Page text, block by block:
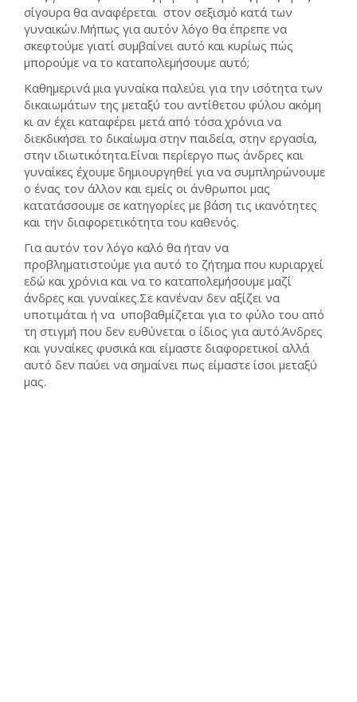
σίγουρα θα αναφέρεται στον σεξισμό κατά των
γυναικών.Μήπως για αυτόν λόγο θα έπρεπε να
σκεφτούμε γιατί συμβαίνει αυτό και κυρίως πώς
μπορούμε να το καταπολεμήσουμε αυτό;
Καθημερινά μια γυναίκα παλεύει για την ισότητα των
δικαιωμάτων της μεταξύ του αντίθετου φύλου ακόμη
κι αν έχει καταφέρει μετά από τόσα χρόνια να
διεκδικήσει το δικαίωμα στην παιδεία, στην εργασία,
στην ιδιωτικότητα.Είναι περίεργο πως άνδρες και
γυναίκες έχουμε δημιουργηθεί για να συμπληρώνουμε
ο ένας τον άλλον και εμείς οι άνθρωποι μας
κατατάσσουμε σε κατηγορίες με βάση τις ικανότητες
και την διαφορετικότητα του καθενός.
Για αυτόν τον λόγο καλό θα ήταν να
προβληματιστούμε για αυτό το ζήτημα που κυριαρχεί
εδώ και χρόνια και να το καταπολεμήσουμε μαζί
άνδρες και γυναίκες.Σε κανέναν δεν αξίζει να
υποτιμάται ή να υποβαθμίζεται για το φύλο του από
τη στιγμή που δεν ευθύνεται ο ίδιος για αυτό.Άνδρες
και γυναίκες φυσικά και είμαστε διαφορετικοί αλλά
αυτό δεν παύει να σημαίνει πως είμαστε ίσοι μεταξύ
μας.